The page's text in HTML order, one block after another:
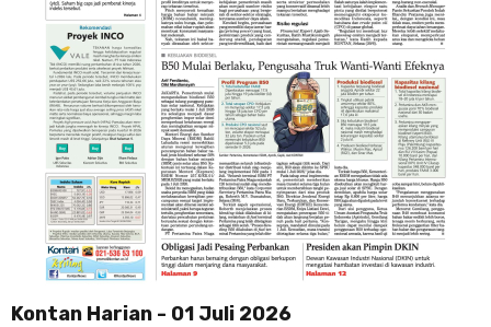
Kontan Harian - 01 Juli 2026